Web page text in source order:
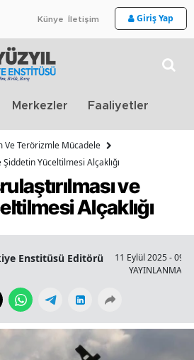
Künye İletişim Giriş Yap
Merkezler Faaliyetler
Ve Terörizmle Mücadele
Yüceltilmesi Alçaklığı
ve
Alçaklığı
Enstitüsü Editörü
11 Eylül 2025 -
YAYINLANMA